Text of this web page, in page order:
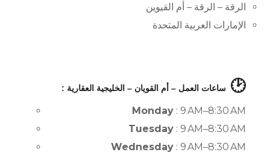
الرقة – الرقة – أم القيوين
الإمارات العربية المتحدة
🕑 ساعات العمل – أم القويان – الخليجية العقارية :
Monday : 9 AM–8:30 AM
Tuesday : 9 AM–8:30 AM
Wednesday : 9 AM–8:30 AM